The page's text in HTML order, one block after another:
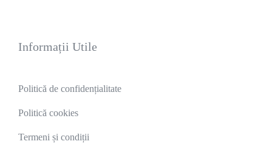
Informații Utile
Politică de confidențialitate
Politică cookies
Termeni și condiții